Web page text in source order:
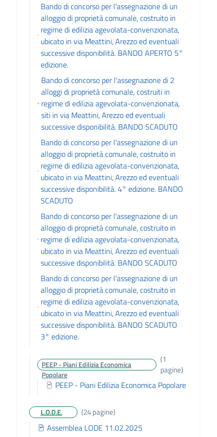
Bando di concorso per l'assegnazione di un
alloggio di proprietà comunale, costruito in
regime di edilizia agevolata-convenzionata,
ubicato in via Meattini, Arezzo ed eventuali
successive disponibilità. BANDO APERTO 5°
edizione.
Bando di concorso per l'assegnazione di 2
alloggi di proprietà comunale, costruiti in
regime di edilizia agevolata-convenzionata,
siti in via Meattini, Arezzo ed eventuali
successive disponibilità. BANDO SCADUTO
Bando di concorso per l'assegnazione di un
alloggio di proprietà comunale, costruito in
regime di edilizia agevolata-convenzionata,
ubicato in via Meattini, Arezzo ed eventuali
successive disponibilità. 4° edizione. BANDO
SCADUTO
Bando di concorso per l'assegnazione di un
alloggio di proprietà comunale, costruito in
regime di edilizia agevolata-convenzionata,
ubicato in via Meattini, Arezzo ed eventuali
successive disponibilità. BANDO SCADUTO
Bando di concorso per l'assegnazione di un
alloggio di proprietà comunale, costruito in
regime di edilizia agevolata-convenzionata,
ubicato in via Meattini, Arezzo ed eventuali
successive disponibilità. BANDO SCADUTO
3° edizione.
PEEP - Piani Edilizia Economica
Popolare
(1
pagine)
PEEP - Piani Edilizia Economica Popolare
L.O.D.E. (24 pagine)
Assemblea LODE 11.02.2025